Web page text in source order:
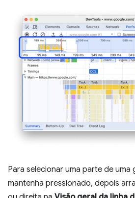
Para selecionar uma parte de uma
mantenha pressionado, depois